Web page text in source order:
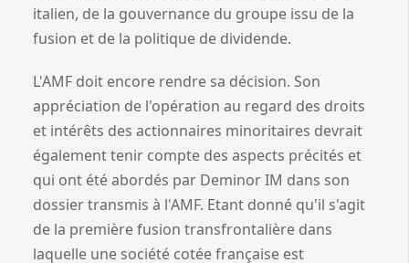
italien, de la gouvernance du groupe issu de la
fusion et de la politique de dividende.
L'AMF doit encore rendre sa décision. Son
appréciation de l'opération au regard des droits
et intérêts des actionnaires minoritaires devrait
également tenir compte des aspects précités et
qui ont été abordés par Deminor IM dans son
dossier transmis à l'AMF. Etant donné qu'il s'agit
de la première fusion transfrontalière dans
laquelle une société cotée française est